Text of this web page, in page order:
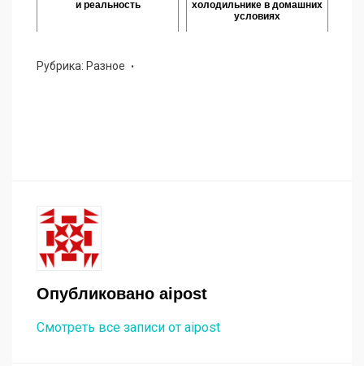
и реальность
холодильнике в домашних
условиях
Рубрика: Разное
Опубликовано aipost
Смотреть все записи от aipost